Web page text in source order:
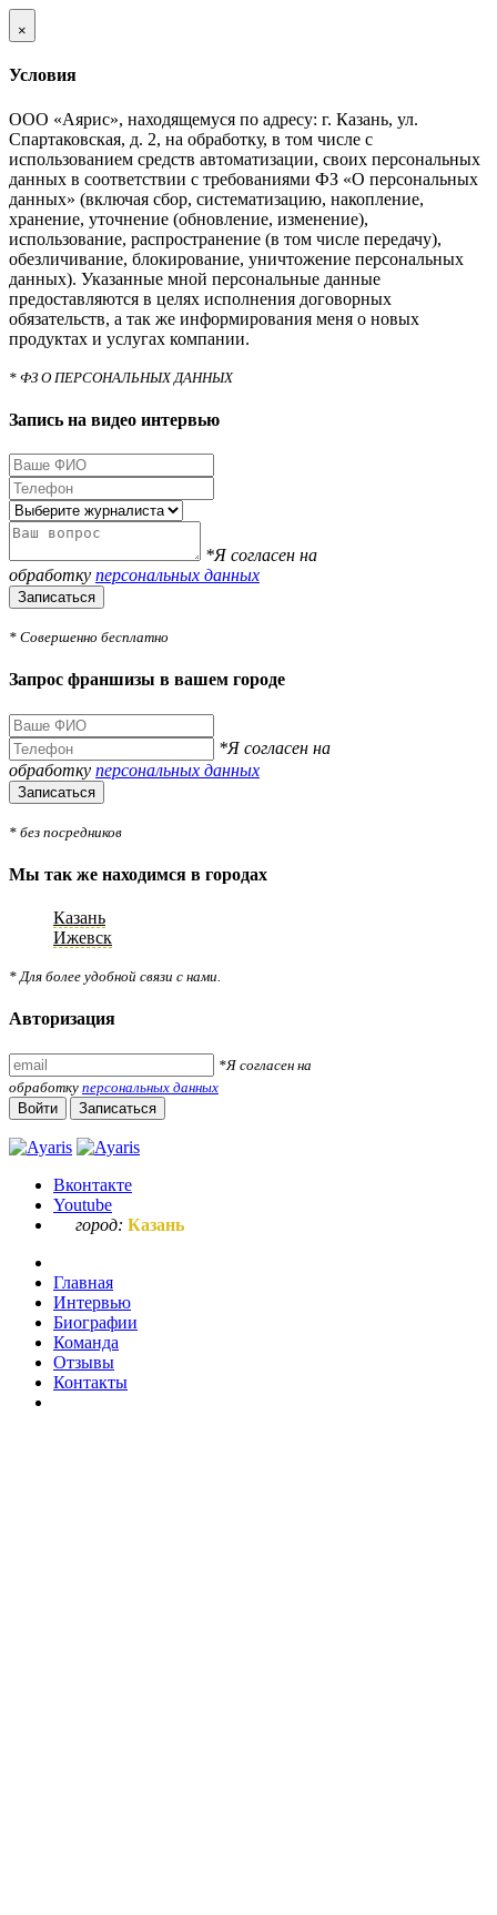
×
Условия
ООО «Аярис», находящемуся по адресу: г. Казань, ул.
Спартаковская, д. 2, на обработку, в том числе с
использованием средств автоматизации, своих персональных
данных в соответствии с требованиями ФЗ «О персональных
данных» (включая сбор, систематизацию, накопление,
хранение, уточнение (обновление, изменение),
использование, распространение (в том числе передачу),
обезличивание, блокирование, уничтожение персональных
данных). Указанные мной персональные данные
предоставляются в целях исполнения договорных
обязательств, а так же информирования меня о новых
продуктах и услугах компании.
* ФЗ О ПЕРСОНАЛЬНЫХ ДАННЫХ
Запись на видео интервью
*Я согласен на
обработку персональных данных
Записаться
* Совершенно бесплатно
Запрос франшизы в вашем городе
*Я согласен на
обработку персональных данных
Записаться
* без посредников
Мы так же находимся в городах
Казань
Ижевск
* Для более удобной связи с нами.
Авторизация
*Я согласен на
обработку персональных данных
Войти
Записаться
Вконтакте
Youtube
город: Казань
Главная
Интервью
Биографии
Команда
Отзывы
Контакты